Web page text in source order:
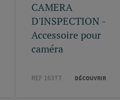
CAMERA
D'INSPECTION -
Accessoire pour
caméra
REF 163TT DÉCOUVRIR